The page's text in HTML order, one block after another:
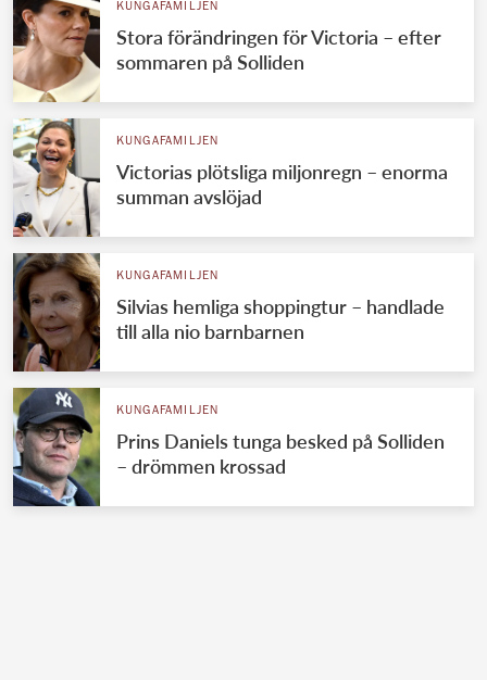
KUNGAFAMILJEN
Stora förändringen för Victoria – efter
sommaren på Solliden
KUNGAFAMILJEN
Victorias plötsliga miljonregn – enorma
summan avslöjad
KUNGAFAMILJEN
Silvias hemliga shoppingtur – handlade
till alla nio barnbarnen
KUNGAFAMILJEN
Prins Daniels tunga besked på Solliden
– drömmen krossad